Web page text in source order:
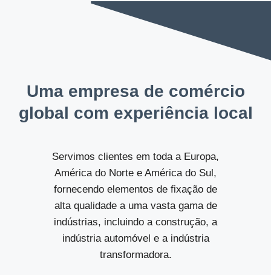
Uma empresa de comércio
global com experiência local
Servimos clientes em toda a Europa,
América do Norte e América do Sul,
fornecendo elementos de fixação de
alta qualidade a uma vasta gama de
indústrias, incluindo a construção, a
indústria automóvel e a indústria
transformadora.